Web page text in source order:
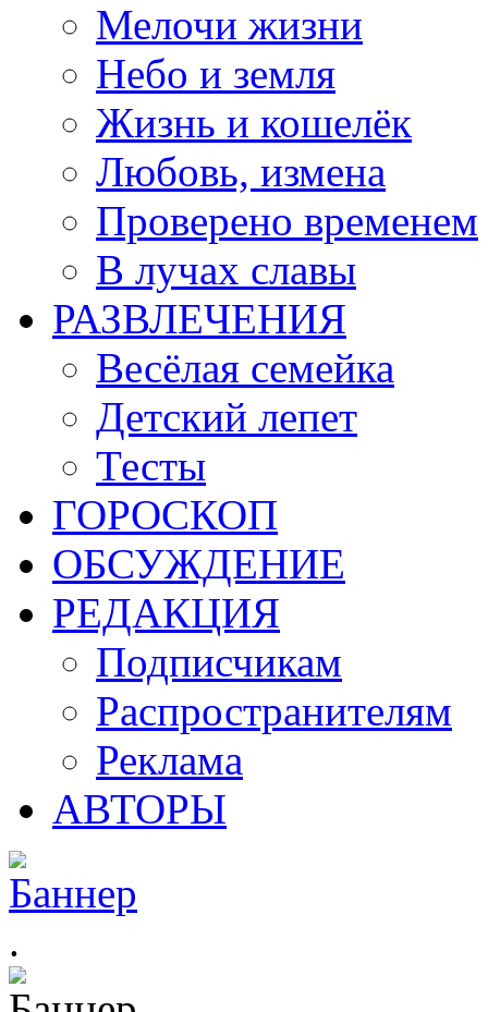
Мелочи жизни
Небо и земля
Жизнь и кошелёк
Любовь, измена
Проверено временем
В лучах славы
РАЗВЛЕЧЕНИЯ
Весёлая семейка
Детский лепет
Тесты
ГОРОСКОП
ОБСУЖДЕНИЕ
РЕДАКЦИЯ
Подписчикам
Распространителям
Реклама
АВТОРЫ
.